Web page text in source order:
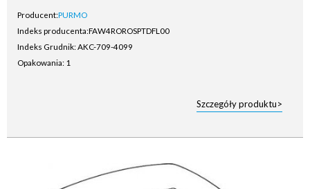
Producent:PURMO
Indeks producenta:FAW4ROROSPTDFL00
Indeks Grudnik: AKC-709-4099
Opakowania: 1
Szczegóły produktu>